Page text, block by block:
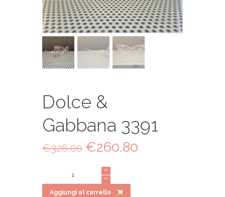
Dolce &
Gabbana 3391
€326.00 Il
prezzo
originale
era:
€326.00.
€260.80
Gabbana
Aggiungi al carrello